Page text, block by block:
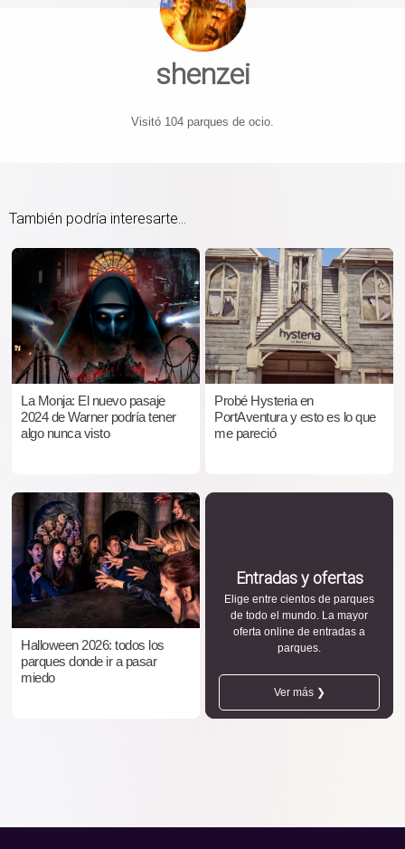
shenzei
Visitó 104 parques de ocio.
También podría interesarte...
La Monja: El nuevo pasaje
2024 de Warner podría tener
algo nunca visto
Probé Hysteria en
PortAventura y esto es lo que
me pareció
Halloween 2026: todos los
parques donde ir a pasar
miedo
Entradas y ofertas
Elige entre cientos de parques
de todo el mundo. La mayor
oferta online de entradas a
parques.
Ver más ❯